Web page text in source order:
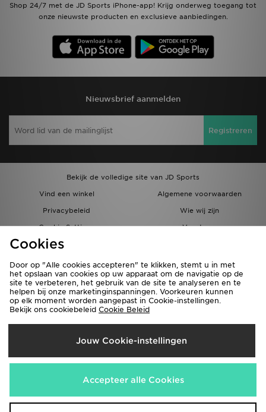
Shop 24/7 met de JD Sports iPhone-app! Krijg onderweg toegang tot
onze nieuwste producten en exclusieve aanbiedingen.
Nieuwsbrief aanmelden
Registreren
Bekijk de volledige site van JD Sports
Vind een winkel
Algemene voorwaarden
Privacybeleid
Wie wij zijn
Cookie Settings
Vacatures
Bestellingen en Levering
Verzenden Naar
België
Wij accepteren de volgende betaalmethoden
Cookies
Door op "Alle cookies accepteren" te klikken, stemt u in met
het opslaan van cookies op uw apparaat om de navigatie op de
site te verbeteren, het gebruik van de site te analyseren en te
helpen bij onze marketinginspanningen. Voorkeuren kunnen
op elk moment worden aangepast in Cookie-instellingen.
Bekijk ons cookiebeleid Cookie Beleid
Jouw Cookie-instellingen
Accepteer alle Cookies